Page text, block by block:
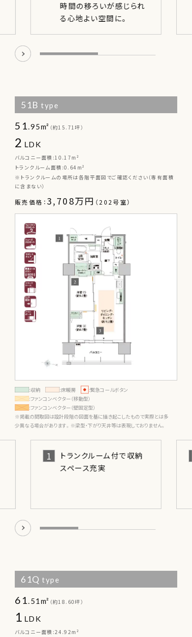
時間の移ろいが感じられ
る心地よい空間に。
51B type
51.95m² （約15.71坪）
2 LDK
バルコニー面積:10.17m²
トランクルーム面積:0.64m²
※トランクルームの場所は各階平面図でご確認ください（専有面積
に含まない）
販売価格： 3,708万円 （202号室）
:収納 :床暖房
:緊急コールボタン
:ファンコンベクター（移動型）
:ファンコンベクター（壁固定型）
※掲載の間取図は設計段階の図面を基に描き起こしたもので実際とは多
少異なる場合があります。※梁型・下がり天井等は表現しておりません。
1
トランクルーム付で収納
スペース充実
61Q type
61 .51m² （約18.60坪）
1 LDK
バルコニー面積:24.92m²